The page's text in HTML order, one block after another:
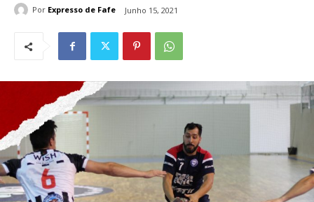
Por Expresso de Fafe Junho 15, 2021